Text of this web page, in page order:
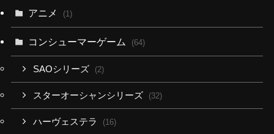
アニメ (1)
コンシューマーゲーム (64)
SAOシリーズ (2)
スターオーシャンシリーズ (32)
ハーヴェステラ (16)